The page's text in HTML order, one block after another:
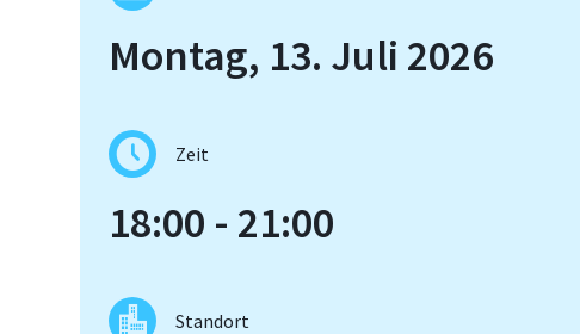
Montag, 13. Juli 2026
Zeit
18:00 - 21:00
Standort